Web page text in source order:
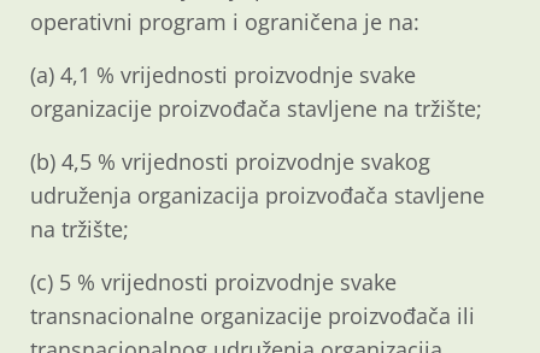
operativni program i ograničena je na:
(a) 4,1 % vrijednosti proizvodnje svake
organizacije proizvođača stavljene na tržište;
(b) 4,5 % vrijednosti proizvodnje svakog
udruženja organizacija proizvođača stavljene
na tržište;
(c) 5 % vrijednosti proizvodnje svake
transnacionalne organizacije proizvođača ili